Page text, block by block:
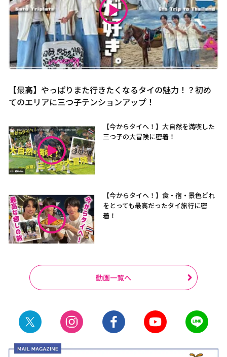
【最高】やっぱりまた行きたくなるタイの魅力！？初め
てのエリアに三つ子テンションアップ！
【今からタイへ！】大自然を満喫した
三つ子の大冒険に密着！
【今からタイへ！】食・宿・景色どれ
をとっても最高だったタイ旅行に密
着！
動画一覧へ